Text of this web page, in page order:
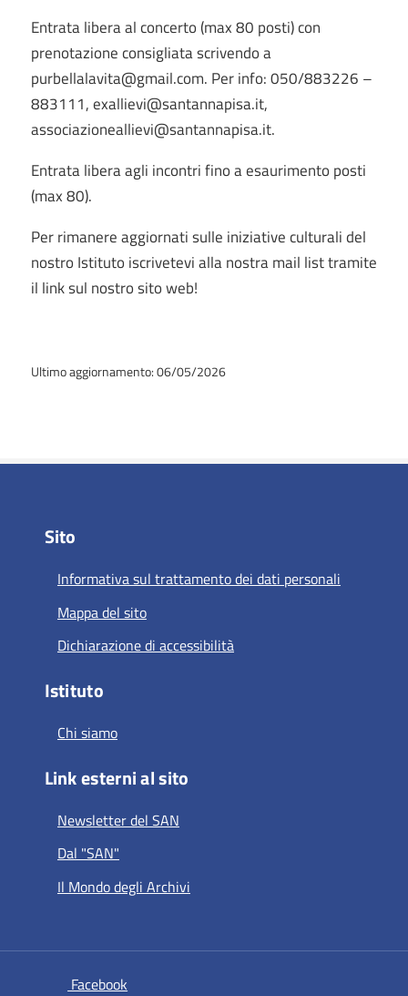
Entrata libera al concerto (max 80 posti) con
prenotazione consigliata scrivendo a
purbellalavita@gmail.com. Per info: 050/883226 –
883111, exallievi@santannapisa.it,
associazioneallievi@santannapisa.it.
Entrata libera agli incontri fino a esaurimento posti
(max 80).
Per rimanere aggiornati sulle iniziative culturali del
nostro Istituto iscrivetevi alla nostra mail list tramite
il link sul nostro sito web!
Ultimo aggiornamento: 06/05/2026
Sito
Informativa sul trattamento dei dati personali
Mappa del sito
Dichiarazione di accessibilità
Istituto
Chi siamo
Link esterni al sito
Newsletter del SAN
Dal "SAN"
Il Mondo degli Archivi
Facebook